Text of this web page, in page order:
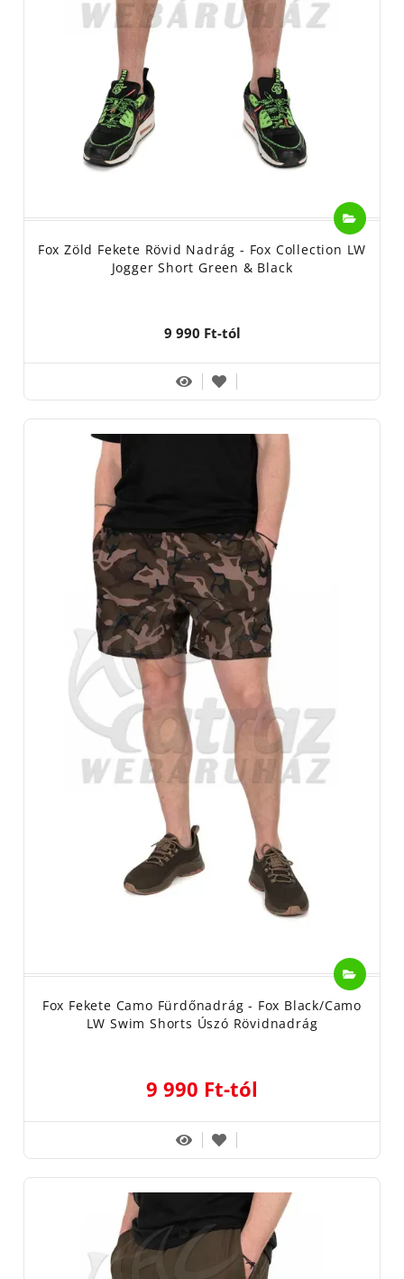
Fox Zöld Fekete Rövid Nadrág - Fox Collection LW
Jogger Short Green & Black
9 990 Ft-tól
Fox Fekete Camo Fürdőnadrág - Fox Black/Camo
LW Swim Shorts Úszó Rövidnadrág
9 990 Ft-tól